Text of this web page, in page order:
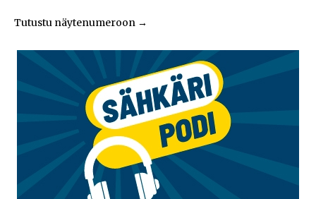
Tutustu näytenumeroon →